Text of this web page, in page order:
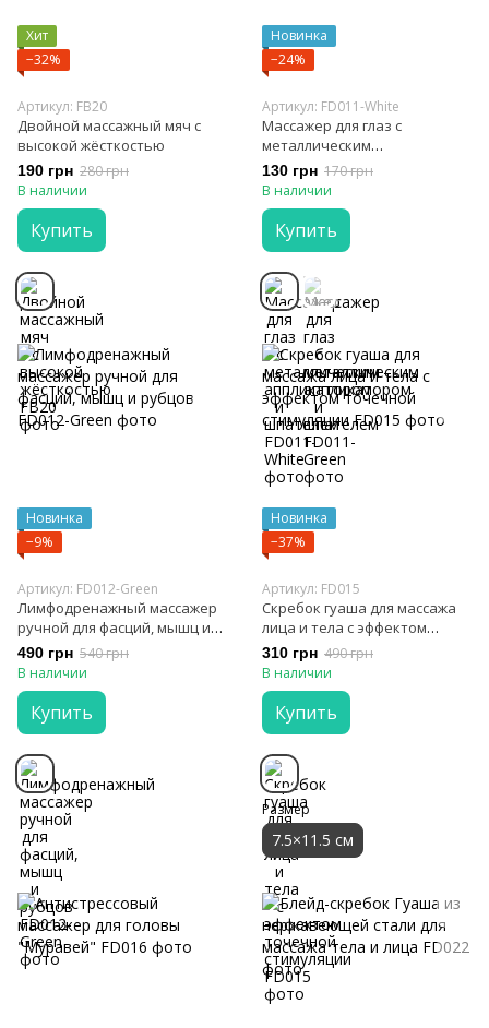
Хит
−32%
Артикул: FB20
Двойной массажный мяч с
высокой жёсткостью
190 грн 280 грн
В наличии
Купить
Новинка
−24%
Артикул: FD011-White
Массажер для глаз с
металлическим
аппликатором и шпателем
130 грн 170 грн
В наличии
Купить
Новинка
−9%
Артикул: FD012-Green
Лимфодренажный массажер
ручной для фасций, мышц и
рубцов
490 грн 540 грн
В наличии
Купить
Новинка
−37%
Артикул: FD015
Скребок гуаша для массажа
лица и тела с эффектом
точечной стимуляции
310 грн 490 грн
В наличии
Купить
Размер
7.5×11.5 см